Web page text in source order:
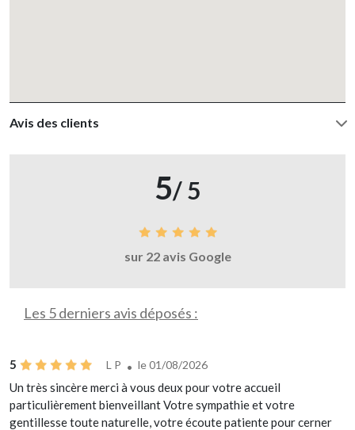
Avis des clients
5/ 5
sur 22 avis Google
Les 5 derniers avis déposés :
5 L P le 01/08/2026
Un très sincère merci à vous deux pour votre accueil
particulièrement bienveillant Votre sympathie et votre
gentillesse toute naturelle, votre écoute patiente pour cerner